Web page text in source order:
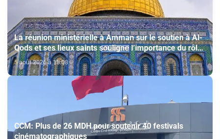
La réunion ministérielle à Amman sur le soutien à Al-
Qods et ses lieux saints souligne l’importance du rôle
du Comité Al Qods présidé par SM le Roi
5 août 2026 à 18:08
CCM: Plus de 26 MDH pour soutenir 40 festivals
cinématographiques